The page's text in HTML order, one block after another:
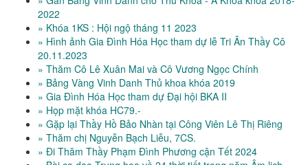
2022
» Khóa 1KS : Hội ngộ tháng 11 2023
» Hình ảnh Gia Đình Hóa Học tham dự lễ Tri Ân Thầy Cô
20.11.2023
» Thăm Cô Lê Xuân Mai và Cô Vương Ngọc Chính
» Bảng Vàng Vinh Danh Thủ khoa khóa 2019
» Gia Đình Hóa Học tham dự Đại hội BKA II
» Họp mặt khóa HC79.-
» Gặp lại Thầy Hồ Bảo Nhàn tại Công Viên Lê Thị Riêng
» Thăm chị Nguyễn Bạch Liễu, 7CS.
» Đi Thăm Thầy Phạm Đình Phương cận Tết 2024